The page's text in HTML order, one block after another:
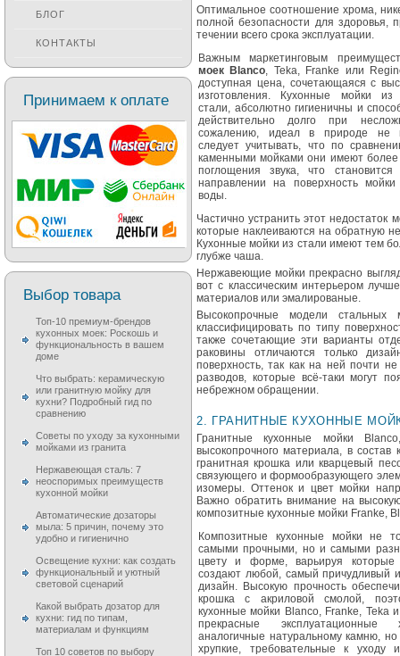
Оптимальное соотношение хрома,
полной безопасности для здоровья,
течении всего срока эксплуатации.
Важным маркетинговым
моек Blanco, Teka, Franke или
доступная цена, сочетающаяся с
изготовления. Кухонные мойки из
стали, абсолютно гигиеничны и
действительно долго при
сожалению, идеал в природе не
следует учитывать, что по
каменными мойками они имеют более
поглощения звука, что
направлении на поверхность
воды.
Частично устранить этот
которые наклеиваются на обратную
Кухонные мойки из стали имеют тем
глубже чаша.
Нержавеющие мойки прекрасно
вот с классическим интерьером
материалов или эмалированые.
Высокопрочные модели
классифицировать по типу
также сочетающие эти варианты
раковины отличаются только
поверхность, так как на ней почти
разводов, которые всё-таки могут
небрежном обращении.
2. ГРАНИТНЫЕ КУХОННЫЕ
Гранитные кухонные мойки
высокопрочного материала, в состав
гранитная крошка или кварцевый
связующего и формообразующего
изомеры. Оттенок и цвет мойки
Важно обратить внимание на
композитные кухонные мойки Franke,
Композитные кухонные мойки не
самыми прочными, но и самыми
цвету и форме, варьируя которые
создают любой, самый причудливый
дизайн. Высокую прочность
крошка с акриловой смолой,
кухонные мойки Blanco, Franke, Teka
прекрасные эксплуатационные
аналогичные натуральному камню,
хрупкие, требовательные к уходу
БЛОГ
КОНТАКТЫ
Принимаем к оплате
Выбор товара
Топ-10 премиум-брендов
кухонных моек: Роскошь и
функциональность в вашем
доме
Что выбрать: керамическую
или гранитную мойку для
кухни? Подробный гид по
сравнению
Советы по уходу за кухонными
мойками из гранита
Нержавеющая сталь: 7
неоспоримых преимуществ
кухонной мойки
Автоматические дозаторы
мыла: 5 причин, почему это
удобно и гигиенично
Освещение кухни: как создать
функциональный и уютный
световой сценарий
Какой выбрать дозатор для
кухни: гид по типам,
материалам и функциям
Топ 10 советов по выбору